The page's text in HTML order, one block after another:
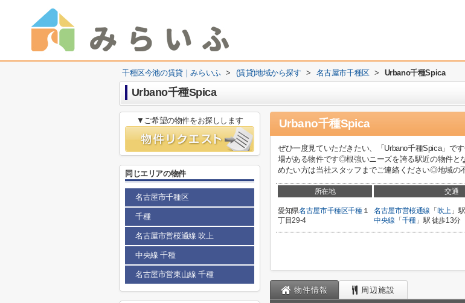
千種区今池の賃貸｜みらいふ > (賃貸)地域から探す > 名古屋市千種区 > Urbano千種Spica
Urbano千種Spica
Urbano千種Spica
ぜひ一度見ていただきたい、「Urbano千種Spica」
場がある物件です◎根強いニーズを誇る駅近の物件
めたい方は当社スタッフまでご連絡ください◎地域の
所在地 交通
愛知県名古屋市千種区千種１
丁目29-4
名古屋市営桜通線 「 吹上 」
中央線 「 千種」駅 徒歩13分
物件情報 周辺施設
▼ご希望の物件をお探しします
同じエリアの物件
名古屋市千種区
千種
名古屋市営桜通線 吹上
中央線 千種
名古屋市営東山線 千種